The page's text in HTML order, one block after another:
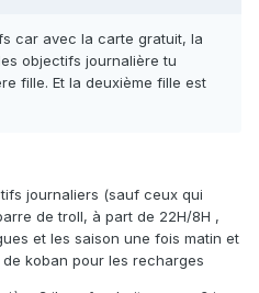
car avec la carte gratuit, la
objectifs journalière tu
fille. Et la deuxième fille est
journaliers (sauf ceux qui
de troll, à part de 22H/8H ,
et les saison une fois matin et
koban pour les recharges